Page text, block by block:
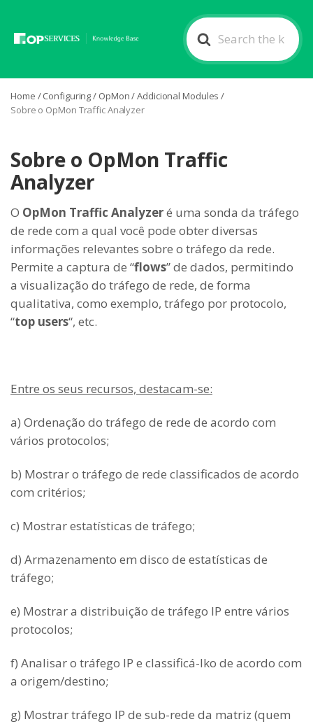
Search
For
Home /Configuring/ OpMon/Addicional Modules /
Sobre o OpMon Traffic Analyzer
Sobre o OpMon Traffic
Analyzer
O OpMon Traffic Analyzeré uma sonda da tráfego
de rede com a qual você pode obter diversas
informações relevantes sobre o tráfego da rede.
Permite a captura de “flows” de dados, permitindo
a visualização do tráfego de rede, de forma
qualitativa, como exemplo, tráfego por protocolo,
“top users“, etc.
Entre os seus recursos, destacam-se:
a) Ordenação do tráfego de rede de acordo com
vários protocolos;
b) Mostrar o tráfego de rede classificados de acordo
com critérios;
c) Mostrar estatísticas de tráfego;
d) Armazenamento em disco de estatísticas de
tráfego;
e) Mostrar a distribuição de tráfego IP entre vários
protocolos;
f) Analisar o tráfego IP e classificá-lko de acordo com
a origem/destino;
g) Mostrar tráfego IP de sub-rede da matriz (quem